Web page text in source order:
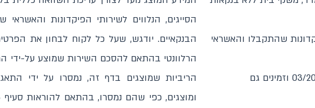
שהתקבלו והאשראי
נתוני משכנתאות מעודכנים בדשבורד החל מ-03/2023 וזמינים גם
הסייגים, הנלווים לשירותי הפיקדונות
הבנקאיים. יודגש, שעל כל לקוח לבחון את
הרלוונטי בהתאם להסכם השירות שמוצע על-ידי
הריביות שמוצגים בדף זה, נמסרו על ידי